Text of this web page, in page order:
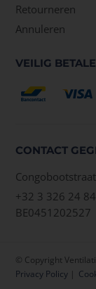
Retourneren
Annuleren
VEILIG
CONTACT
+32 3 326 24
BE0451202527
© Copyright
Privacy Policy